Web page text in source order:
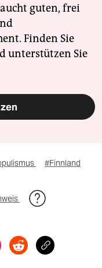
guten, frei
Finden Sie
unterstützen Sie
#Finnland